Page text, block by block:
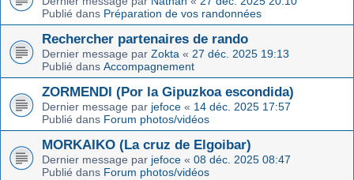
Publié dans Préparation de vos randonnées
Rechercher partenaires de rando
Dernier message par Zokta « 27 déc. 2025 19:13
Publié dans Accompagnement
ZORMENDI (Por la Gipuzkoa escondida)
Dernier message par jefoce « 14 déc. 2025 17:57
Publié dans Forum photos/vidéos
MORKAIKO (La cruz de Elgoibar)
Dernier message par jefoce « 08 déc. 2025 08:47
Publié dans Forum photos/vidéos